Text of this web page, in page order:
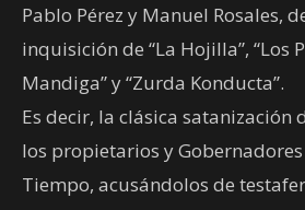
Pablo Pérez y Manuel Rosales,
inquisición de “La Hojilla”, “Los
Mandiga” y “Zurda Konducta”.
Es decir, la clásica satanización
los propietarios y
Tiempo, acusándolos de